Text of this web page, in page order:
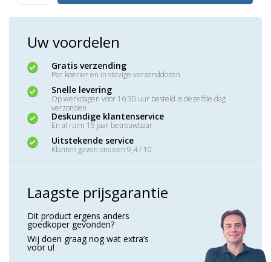
Uw voordelen
Gratis verzending
Per koerier en in stevige verzenddozen
Snelle levering
Op werkdagen voor 16:30 uur besteld is dezelfde dag
verzonden
Deskundige klantenservice
En al ruim 15 jaar betrouwbaar
Uitstekende service
Klanten geven ons een 9,4 / 10
Laagste prijsgarantie
Dit product ergens anders
goedkoper gevonden?
Wij doen graag nog wat extra’s
voor u!